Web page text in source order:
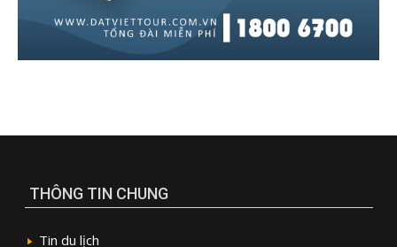
THÔNG TIN CHUNG
Tin du lịch